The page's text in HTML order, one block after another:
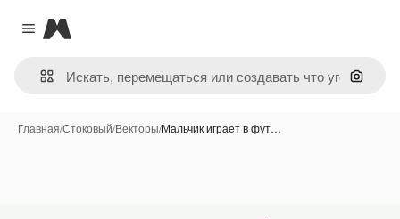
Close menu
Magnific
Поиск
Главная/Стоковый/Векторы/Мальчик играет в фут…